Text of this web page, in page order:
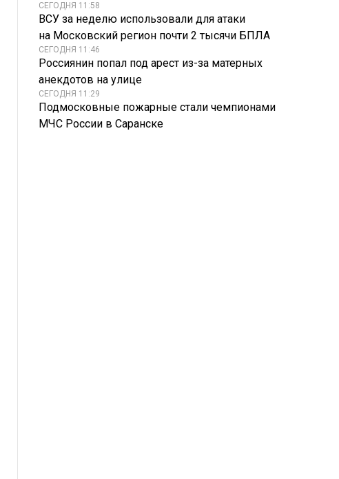
СЕГОДНЯ 11:58
ВСУ за неделю использовали для атаки
на Московский регион почти 2 тысячи БПЛА
СЕГОДНЯ 11:46
Россиянин попал под арест из-за матерных
анекдотов на улице
СЕГОДНЯ 11:29
Подмосковные пожарные стали чемпионами
МЧС России в Саранске